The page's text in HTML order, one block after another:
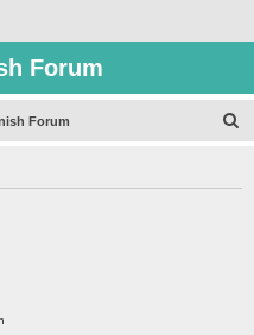
Forum
Forum